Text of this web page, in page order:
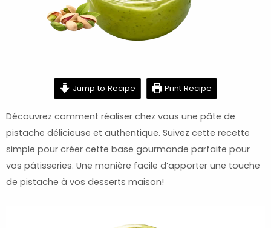
Jump to Recipe Print Recipe
Découvrez comment réaliser chez vous une pâte de
pistache délicieuse et authentique. Suivez cette recette
simple pour créer cette base gourmande parfaite pour
vos pâtisseries. Une manière facile d’apporter une touche
de pistache à vos desserts maison!
minutes